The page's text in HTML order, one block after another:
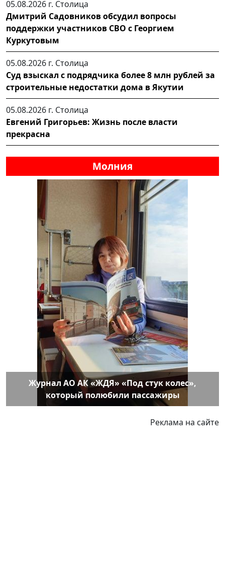
05.08.2026 г. Столица
Дмитрий Садовников обсудил вопросы
поддержки участников СВО с Георгием
Куркутовым
05.08.2026 г. Столица
Суд взыскал с подрядчика более 8 млн рублей за
строительные недостатки дома в Якутии
05.08.2026 г. Столица
Евгений Григорьев: Жизнь после власти
прекрасна
Молния
Журнал АО АК «ЖДЯ» «Под стук колес»,
который полюбили пассажиры
Реклама на сайте